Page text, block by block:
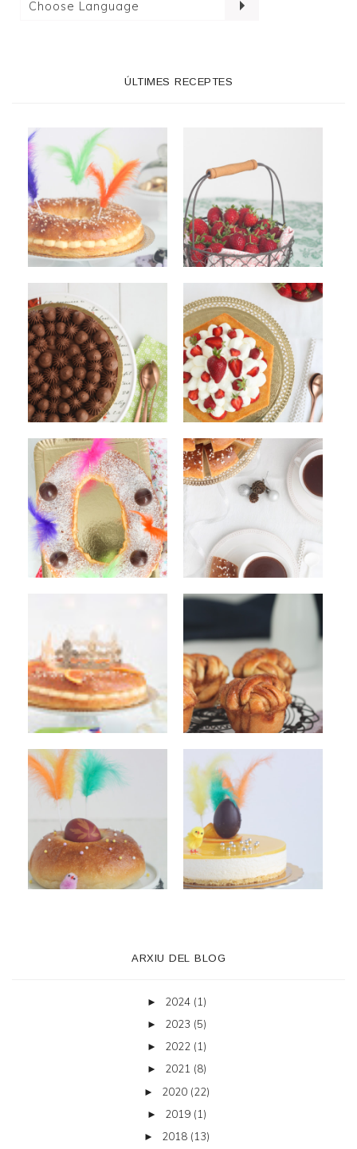
ÚLTIMES RECEPTES
ARXIU DEL BLOG
► 2024 (1)
► 2023 (5)
► 2022 (1)
► 2021 (8)
► 2020 (22)
► 2019 (1)
► 2018 (13)